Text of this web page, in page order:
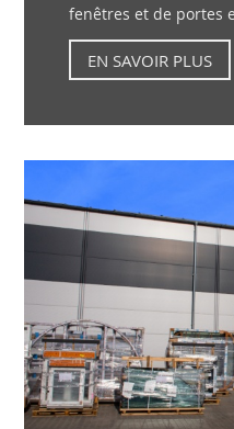
fenêtres et de portes
EN SAVOIR PLUS